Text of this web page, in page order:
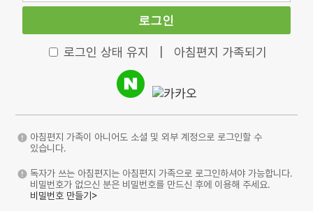
로그인
로그인 상태 유지 아침편지 가족되기
아침편지 가족이 아니어도 소셜 및 외부 계정으로 로그인할 수
있습니다.
독자가 쓰는 아침편지는 아침편지 가족으로 로그인하셔야 가능합니다.
비밀번호가 없으신 분은 비밀번호를 만드신 후에 이용해 주세요.
비밀번호 만들기>